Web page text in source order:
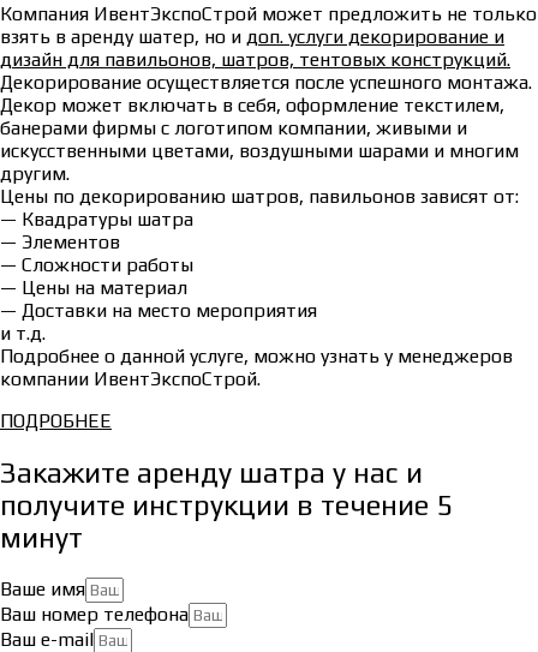
Компания ИвентЭкспоСтрой может предложить не только
взять в аренду шатер, но и доп. услуги декорирование и
дизайн для павильонов, шатров, тентовых конструкций.
Декорирование осуществляется после успешного монтажа.
Декор может включать в себя, оформление текстилем,
банерами фирмы с логотипом компании, живыми и
искусственными цветами, воздушными шарами и многим
другим.
Цены по декорированию шатров, павильонов зависят от:
— Квадратуры шатра
— Элементов
— Сложности работы
— Цены на материал
— Доставки на место мероприятия
и т.д.
Подробнее о данной услуге, можно узнать у менеджеров
компании ИвентЭкспоСтрой.
ПОДРОБНЕЕ
Закажите аренду шатра у нас и
получите инструкции в течение 5
минут
Ваше имя
Ваш номер телефона
Ваш e-mail